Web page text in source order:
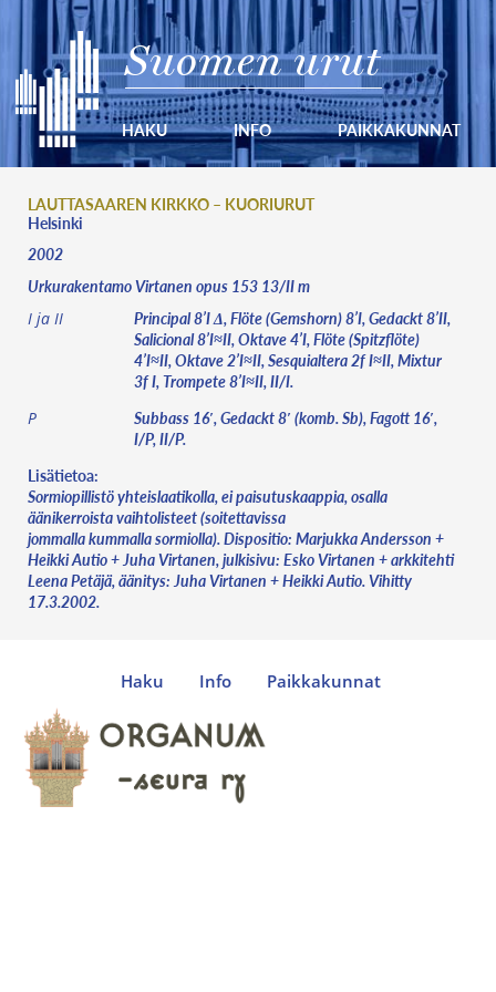
Suomen urut
HAKU INFO PAIKKAKUNNAT
LAUTTASAAREN KIRKKO – KUORIURUT
Helsinki
2002
Urkurakentamo Virtanen opus 153 13/II m
I ja II
Principal 8’I Δ, Flöte (Gemshorn) 8’I, Gedackt 8’II,
Salicional 8’I≈II, Oktave 4’I, Flöte (Spitzflöte)
4’I≈II, Oktave 2’I≈II, Sesquialtera 2f I≈II, Mixtur
3f I, Trompete 8’I≈II, II/I.
P
Subbass 16′, Gedackt 8′ (komb. Sb), Fagott 16′,
I/P, II/P.
Lisätietoa:
Sormiopillistö yhteislaatikolla, ei paisutuskaappia, osalla
äänikerroista vaihtolisteet (soitettavissa
jommalla kummalla sormiolla). Dispositio: Marjukka Andersson +
Heikki Autio + Juha Virtanen, julkisivu: Esko Virtanen + arkkitehti
Leena Petäjä, äänitys: Juha Virtanen + Heikki Autio. Vihitty
17.3.2002.
Haku Info Paikkakunnat